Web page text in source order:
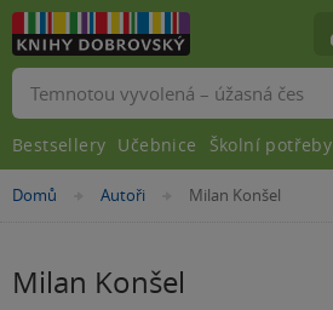
Nacházíte
Domů »Autoři »
Milan Konšel
Milan Konšel
Vyhledávání
Bestsellery Učebnice Školní potřeby